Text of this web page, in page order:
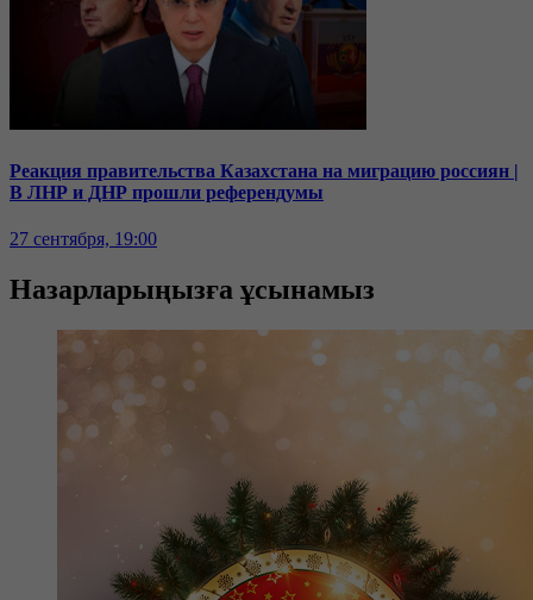
Реакция правительства Казахстана на миграцию россиян |
В ЛНР и ДНР прошли референдумы
27 сентября, 19:00
Назарларыңызға ұсынамыз